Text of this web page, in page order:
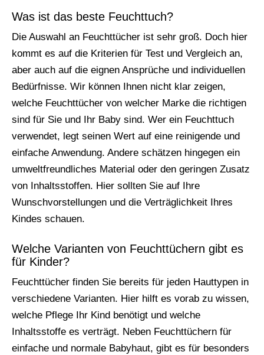
Was ist das beste Feuchttuch?
Die Auswahl an Feuchttücher ist sehr groß. Doch hier
kommt es auf die Kriterien für Test und Vergleich an,
aber auch auf die eignen Ansprüche und individuellen
Bedürfnisse. Wir können Ihnen nicht klar zeigen,
welche Feuchttücher von welcher Marke die richtigen
sind für Sie und Ihr Baby sind. Wer ein Feuchttuch
verwendet, legt seinen Wert auf eine reinigende und
einfache Anwendung. Andere schätzen hingegen ein
umweltfreundliches Material oder den geringen Zusatz
von Inhaltsstoffen. Hier sollten Sie auf Ihre
Wunschvorstellungen und die Verträglichkeit Ihres
Kindes schauen.
Welche Varianten von Feuchttüchern gibt es
für Kinder?
Feuchttücher finden Sie bereits für jeden Hauttypen in
verschiedene Varianten. Hier hilft es vorab zu wissen,
welche Pflege Ihr Kind benötigt und welche
Inhaltsstoffe es verträgt. Neben Feuchttüchern für
einfache und normale Babyhaut, gibt es für besonders